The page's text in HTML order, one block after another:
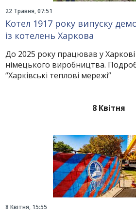
22 Травня, 07:51
Котел 1917 року випуску
із котелень Харкова
До 2025 року працював у
німецького виробництва.
“Харківські теплові мережі”
8 Квітня
8 Квітня, 15:55